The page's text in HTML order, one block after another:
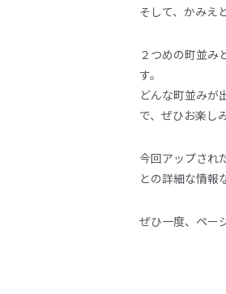
そして、かみえ
２つめの町並み
す。
どんな町並みが
で、ぜひお楽し
今回アップされ
との詳細な情報
ぜひ一度、ペー